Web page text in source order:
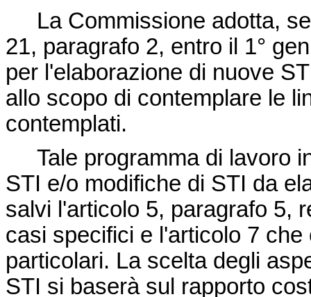
La Commissione adotta,
21, paragrafo 2, entro il 1°
per l'elaborazione di nuove
allo scopo di contemplare le
contemplati.
Tale programma di lavoro
STI e/o modifiche di STI da
salvi l'articolo 5, paragrafo 5,
casi specifici e l'articolo 7
particolari. La scelta degli
STI si baserà sul rapporto